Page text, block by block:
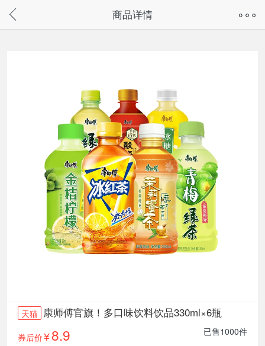
请通过微信或支付宝搜“奇兔客小程序”访问
商品详情
天猫 康师傅官旗！多口味饮料饮品330ml×6瓶
券后价¥ 8.9
已售1000件